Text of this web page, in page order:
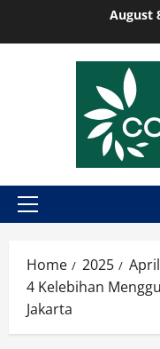
August
Primary
Home 2025 April
4 Kelebihan
Jakarta